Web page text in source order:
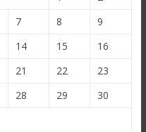
7 8
9
14 15
16
21 22
23
28 29
30